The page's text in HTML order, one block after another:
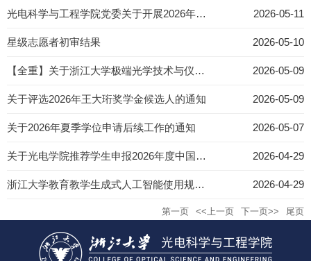
光电科学与工程学院党委关于开展2026年基层党支部建设质量提升月活动的通知 2026-05-11
星级志愿者初审结果 2026-05-10
【全重】关于浙江大学极端光学技术与仪器全国重点实验室招聘第十八届EPI光学夏令营辅导员的通知 2026-05-09
关于评选2026年王大珩奖学金候选人的通知 2026-05-09
关于2026年夏季学位申请后续工作的通知 2026-05-07
关于光电学院推荐学生申报2026年度中国仪器仪表学会奖学金的名单公示 2026-04-29
浙江大学教育教学生成式人工智能使用规范（试行） 2026-04-29
第一页 <<上一页 下一页>> 尾页